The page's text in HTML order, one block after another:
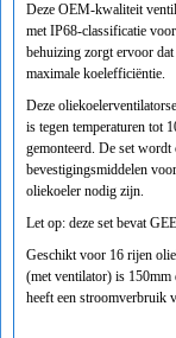
Deze OEM-kwaliteit
met IP68-classificatie
behuizing zorgt ervoor
maximale koelefficiëntie.
Deze
is tegen temperaturen tot
gemonteerd. De set wordt
bevestigingsmiddelen
oliekoeler nodig zijn.
Let op: deze set bevat
Geschikt voor 16 rijen
(met ventilator) is
heeft een stroomverbruik